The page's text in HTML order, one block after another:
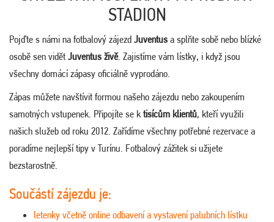
STADION
Pojďte s námi na fotbalový zájezd Juventus a splňte sobě nebo blízké
osobě sen vidět Juventus živě. Zajistíme vám lístky, i když jsou
všechny domácí zápasy oficiálně vyprodáno.
Zápas můžete navštívit formou našeho zájezdu nebo zakoupením
samotných vstupenek. Připojíte se ktisícům klientů, kteří využili
našich služeb od roku 2012. Zařídíme všechny potřebné rezervace a
poradíme nejlepší tipy v Turínu. Fotbalový zážitek si užijete
bezstarostně.
Součástí zájezdu je:
letenky včetně online odbavení a vystavení palubních lístku